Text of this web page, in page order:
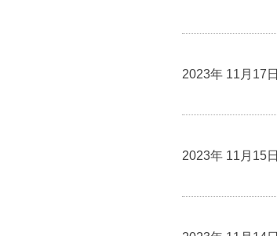
2023年 11月17日
2023年 11月15日